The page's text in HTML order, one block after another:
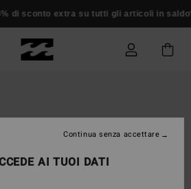
di sconto extra su tutti gli articoli in saldo*
AI TUOI DATI
Continua senza accettare